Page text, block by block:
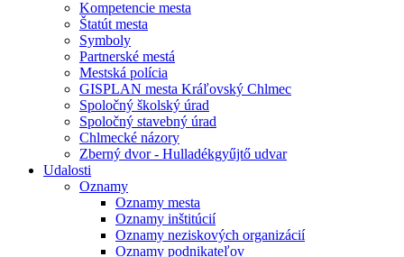
Kompetencie mesta
Štatút mesta
Symboly
Partnerské mestá
Mestská polícia
GISPLAN mesta Kráľovský Chlmec
Spoločný školský úrad
Spoločný stavebný úrad
Chlmecké názory
Zberný dvor - Hulladékgyűjtő udvar
Udalosti
Oznamy
Oznamy mesta
Oznamy inštitúcií
Oznamy neziskových organizácií
Oznamy podnikateľov